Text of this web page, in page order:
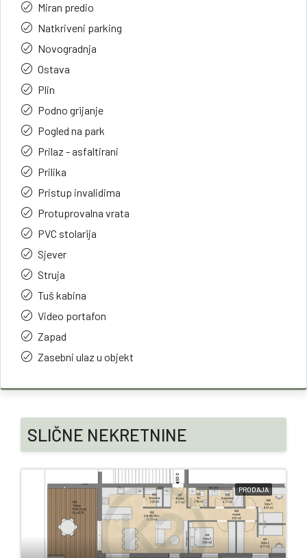
Miran predio
Natkriveni parking
Novogradnja
Ostava
Plin
Podno grijanje
Pogled na park
Prilaz - asfaltirani
Prilika
Pristup invalidima
Protuprovalna vrata
PVC stolarija
Sjever
Struja
Tuš kabina
Video portafon
Zapad
Zasebni ulaz u objekt
SLIČNE NEKRETNINE
PRODAJA